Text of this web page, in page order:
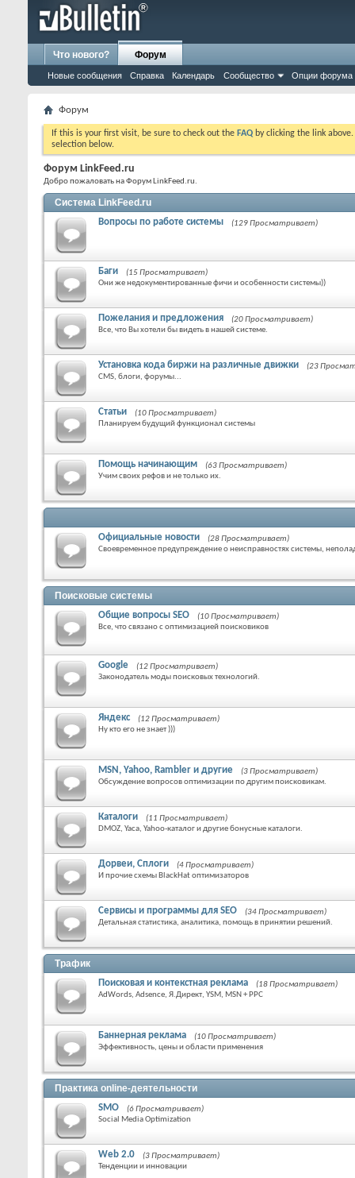
Что нового? Форум
Новые сообщения Справка Календарь Сообщество Опции форума
Форум
If this is your first visit, be sure to check out the FAQ by clicking the link
selection below.
Форум LinkFeed.ru
Добро пожаловать на Форум LinkFeed.ru.
Система LinkFeed.ru
Вопросы по работе системы (129 Просматривает)
Баги
(15 Просматривает)
Они же недокументированные фичи и особенности системы))
Пожелания и предложения
(20 Просматривает)
Все, что Вы хотели бы видеть в нашей системе.
Установка кода биржи на различные движки
(23
CMS, блоги, форумы...
Статьи
(10 Просматривает)
Планируем будущий функционал системы
Помощь начинающим
(63 Просматривает)
Учим своих рефов и не только их.
Официальные новости
(28 Просматривает)
Своевременное предупреждение о неисправностях системы,
Поисковые системы
Общие вопросы SEO
(10 Просматривает)
Все, что связано с оптимизацией поисковиков
Google
(12 Просматривает)
Законодатель моды поисковых технологий.
Яндекс
(12 Просматривает)
Ну кто его не знает )))
MSN, Yahoo, Rambler и другие
(3 Просматривает)
Обсуждение вопросов оптимизации по другим поисковикам.
Каталоги
(11 Просматривает)
DMOZ, Yaca, Yahoo-каталог и другие бонусные каталоги.
Дорвеи, Сплоги
(4 Просматривает)
И прочие схемы BlackHat оптимизаторов
Сервисы и программы для SEO
(34 Просматривает)
Детальная статистика, аналитика, помощь в принятии решений.
Трафик
Поисковая и контекстная реклама
(18 Просматривает)
AdWords, Adsence, Я.Директ, YSM, MSN + PPC
Баннерная реклама
(10 Просматривает)
Эффективность, цены и области применения
Практика online-деятельности
SMO
(6 Просматривает)
Social Media Optimization
Web 2.0
(3 Просматривает)
Тенденции и инновации